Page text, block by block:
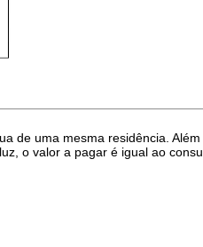
de uma mesma residência.
o valor a pagar é igual ao